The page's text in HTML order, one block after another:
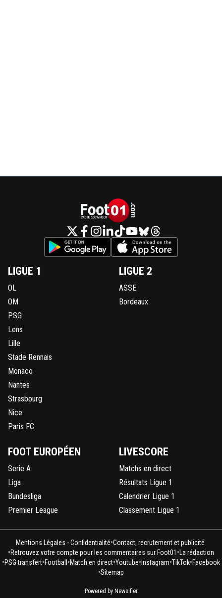
Ah ? Parce qu'un penalty fait forcément but ?
Répondre
LIGUE 1
OL
OM
PSG
Lens
Lille
Stade Rennais
Monaco
Nantes
Strasbourg
Nice
Paris FC
LIGUE 2
ASSE
Bordeaux
FOOT EUROPÉEN
Serie A
Liga
Bundesliga
Premier League
LIVESCORE
Matchs en direct
Résultats Ligue 1
Calendrier Ligue 1
Classement Ligue 1
Mentions Légales - Confidentialité•Contact, recrutement et publicité
•Retrouvez votre compte pour les commentaires sur Foot01 • La rédaction
•PSG transfert•Football •Match en direct•Youtube• Instagram•TikTok•Facebook
•Sitemap
Powered by Newsifier